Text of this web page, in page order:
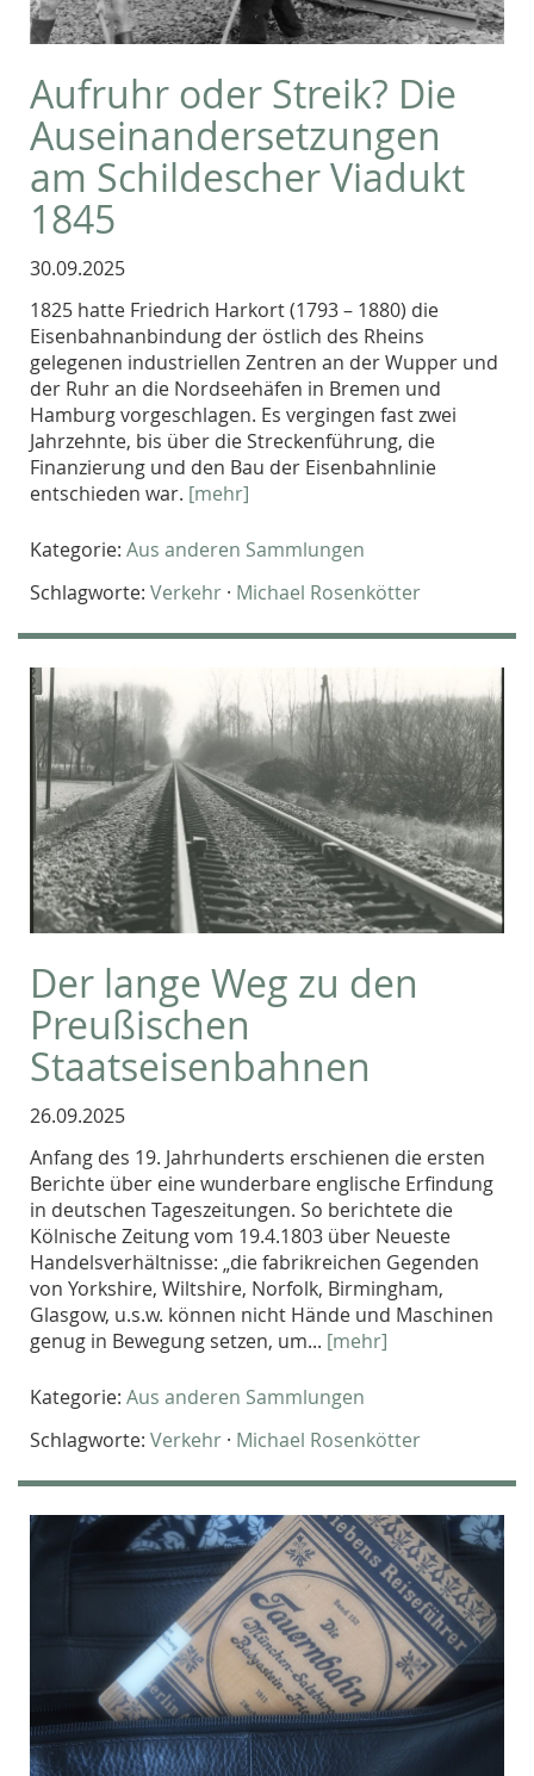
Aufruhr oder Streik? Die
Auseinandersetzungen
am Schildescher Viadukt
1845
30.09.2025
1825 hatte Friedrich Harkort (1793 – 1880) die
Eisenbahnanbindung der östlich des Rheins
gelegenen industriellen Zentren an der Wupper und
der Ruhr an die Nordseehäfen in Bremen und
Hamburg vorgeschlagen. Es vergingen fast zwei
Jahrzehnte, bis über die Streckenführung, die
Finanzierung und den Bau der Eisenbahnlinie
entschieden war. [mehr]
Kategorie: Aus anderen Sammlungen
Schlagworte: Verkehr · Michael Rosenkötter
Der lange Weg zu den
Preußischen
Staatseisenbahnen
26.09.2025
Anfang des 19. Jahrhunderts erschienen die ersten
Berichte über eine wunderbare englische Erfindung
in deutschen Tageszeitungen. So berichtete die
Kölnische Zeitung vom 19.4.1803 über Neueste
Handelsverhältnisse: „die fabrikreichen Gegenden
von Yorkshire, Wiltshire, Norfolk, Birmingham,
Glasgow, u.s.w. können nicht Hände und Maschinen
genug in Bewegung setzen, um... [mehr]
Kategorie: Aus anderen Sammlungen
Schlagworte: Verkehr · Michael Rosenkötter